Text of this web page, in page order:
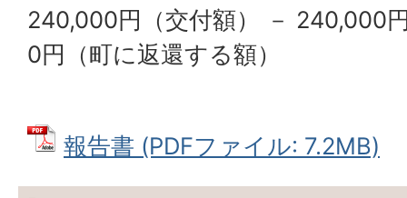
240,000円（交付額） － 240,000
0円（町に返還する額）
報告書 (PDFファイル: 7.2MB)